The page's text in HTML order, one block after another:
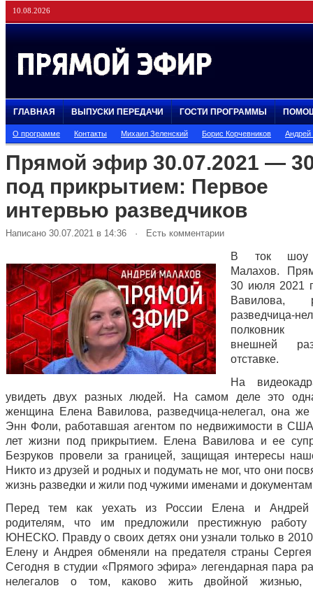
10.08.2026
ГЛАВНАЯ ВЫПУСКИ ПЕРЕДАЧИ ГОСТИ ПРОГРАММЫ
О программе Контакты Михаил Зеленский Борис Корчевников
Прямой эфир 30.07.2021 —
под прикрытием: Первое
интервью разведчиков
Написано 30.07.2021 в 14:36 · Есть комментарии
В ток шоу
Малахов.
30 июля 2021
Вавилова,
разведчица-
внешней
отставке.
На
увидеть двух разных людей. На самом деле это
женщина Елена Вавилова, разведчица-нелегал, она
Энн Фоли, работавшая агентом по недвижимости в
лет жизни под прикрытием. Елена Вавилова и ее
Безруков провели за границей, защищая интересы
Никто из друзей и родных и подумать не мог, что они
жизнь разведки и жили под чужими именами и
Перед тем как уехать из России Елена и Андрей
родителям, что им предложили престижную
ЮНЕСКО. Правду о своих детях они узнали только в 2010
Елену и Андрея обменяли на предателя страны
Сегодня в студии «Прямого эфира» легендарная пара
нелегалов о том, каково жить двойной жизнью,